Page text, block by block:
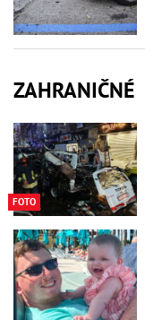
ZAHRANIČNÉ
FOTO